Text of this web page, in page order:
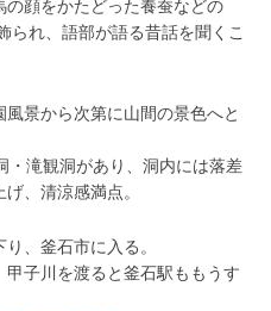
顔をかたどった養蚕などの
られ、語部が語る昔話を聞くこ
景から次第に山間の景色へと
滝観洞があり、洞内には落差
、清涼感満点。
、釜石市に入る。
子川を渡ると釜石駅ももうす